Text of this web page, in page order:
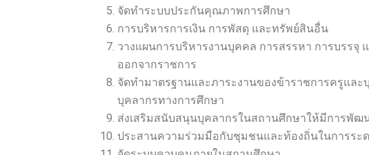
จัดทำระบบประกันคุณภาพการศึกษา
การบริหารการเงิน การพัสดุ และทรัพย์สินอื่น
วางแผนการบริหารงานบุคคล การสรรหา การบรรจุ
ออกจากราชการ
จัดทำมาตรฐานและภาระงานของข้าราชการครูแล
บุคลากรทางการศึกษา
ส่งเสริมสนับสนุนบุคลากรในสถานศึกษาให้มีการพัฒน
ประสานความร่วมมือกับชุมชนและท้องถิ่นในการร